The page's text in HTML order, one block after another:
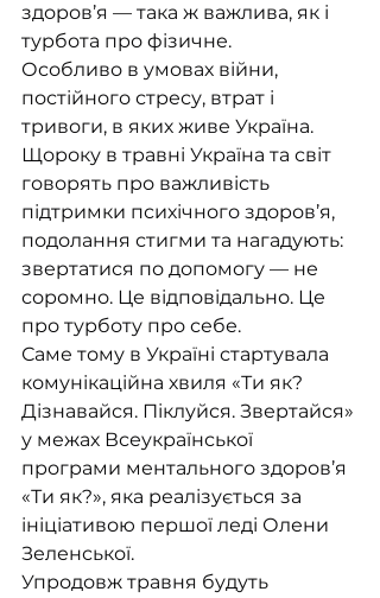
здоров’я — така ж важлива, як і
турбота про фізичне.
Особливо в умовах війни,
постійного стресу, втрат і
тривоги, в яких живе Україна.
Щороку в травні Україна та світ
говорять про важливість
підтримки психічного здоров’я,
подолання стигми та нагадують:
звертатися по допомогу — не
соромно. Це відповідально. Це
про турботу про себе.
Саме тому в Україні стартувала
комунікаційна хвиля «Ти як?
Дізнавайся. Піклуйся. Звертайся»
у межах Всеукраїнської
програми ментального здоров’я
«Ти як?», яка реалізується за
ініціативою першої леді Олени
Зеленської.
Упродовж травня будуть